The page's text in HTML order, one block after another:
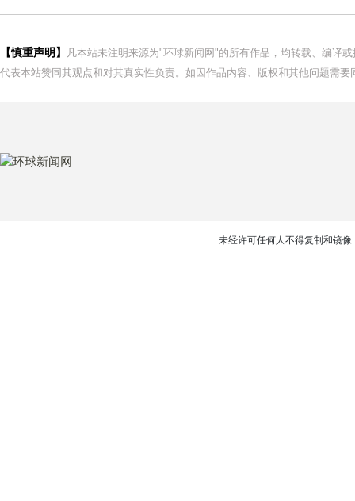
【慎重声明】
凡本站未注明来源为"环球新闻网"的所有作品，均转载、编译
代表本站赞同其观点和对其真实性负责。如因作品内容、版权和其他问题需
未经许可任何人不得复制和镜